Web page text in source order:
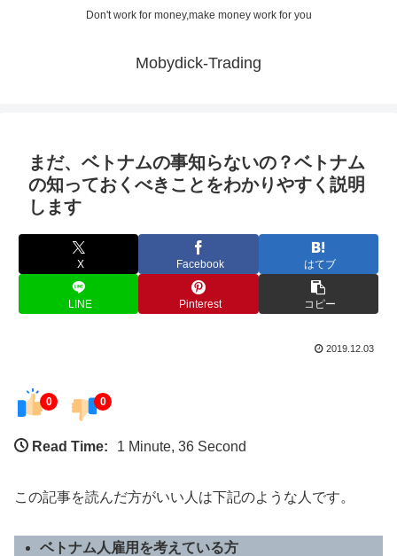
Don't work for money,make money work for you
Mobydick-Trading
まだ、ベトナムの事知らないの？ベトナム
の知っておくべきことをわかりやすく説明
します
X Facebook はてブ
LINE Pinterest コピー
2019.12.03
0 0
Read Time: 1 Minute, 36 Second
この記事を読んだ方がいい人は下記のような人です。
ベトナム人雇用を考えている方